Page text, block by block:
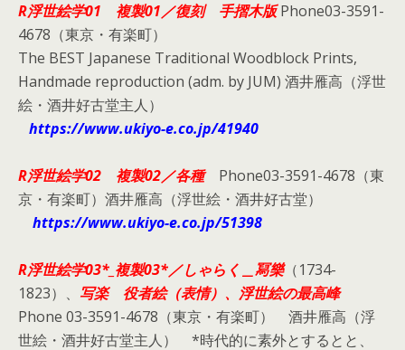
R浮世絵学01 複製01／復刻 手摺木版Phone03-3591-
4678（東京・有楽町）
The BEST Japanese Traditional Woodblock Prints,
Handmade reproduction (adm. by JUM) 酒井雁高（浮世
絵・酒井好古堂主人）
https://www.ukiyo-e.co.jp/41940
R浮世絵学02 複製02／各種Phone03-3591-4678（東
京・有楽町）酒井雁高（浮世絵・酒井好古堂）
https://www.ukiyo-e.co.jp/51398
R浮世絵学03*_複製03*／しゃらく＿冩樂（1734-
1823）、 写楽 役者絵（表情）、浮世絵の最高峰
Phone 03-3591-4678（東京・有楽町） 酒井雁高（浮
世絵・酒井好古堂主人） *時代的に素外とするとと、